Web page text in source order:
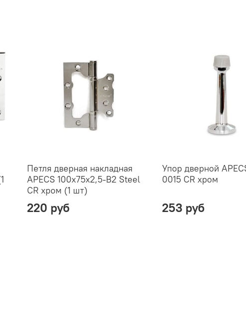
Петля дверная накладная
APECS 100х75х2,5-B2 Steel
CR хром (1 шт)
220 руб
Упор дверной
0015 CR хром
253 руб